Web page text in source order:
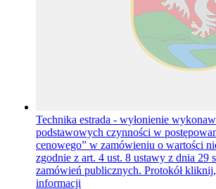
Technika estrada - wyłonienie
podstawowych czynności w
cenowego” w zamówieniu o wartości
zgodnie z art. 4 ust. 8 ustawy z dnia 29
zamówień publicznych. Protokółkliknij,
informacji